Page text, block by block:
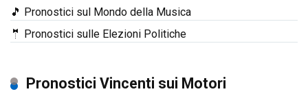
🎵 Pronostici sul Mondo della Musica
🤵 Pronostici sulle Elezioni Politiche
Pronostici Vincenti sui Motori